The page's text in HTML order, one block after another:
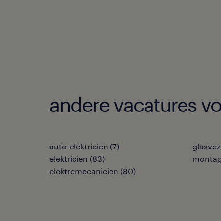
andere vacatures
auto-elektricien (7)
elektricien (83)
elektromecanicien (80)